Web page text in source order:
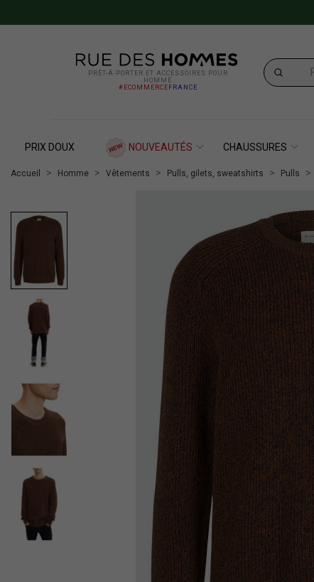
PRÊT-À-PORTER ET ACCESSOIRES POUR
HOMME
#ECOMMERCE FRANCE
PRIX DOUX NOUVEAUTÉS CHAUSSURES
Accueil Homme Vêtements Pulls, gilets, sweatshirts Pulls